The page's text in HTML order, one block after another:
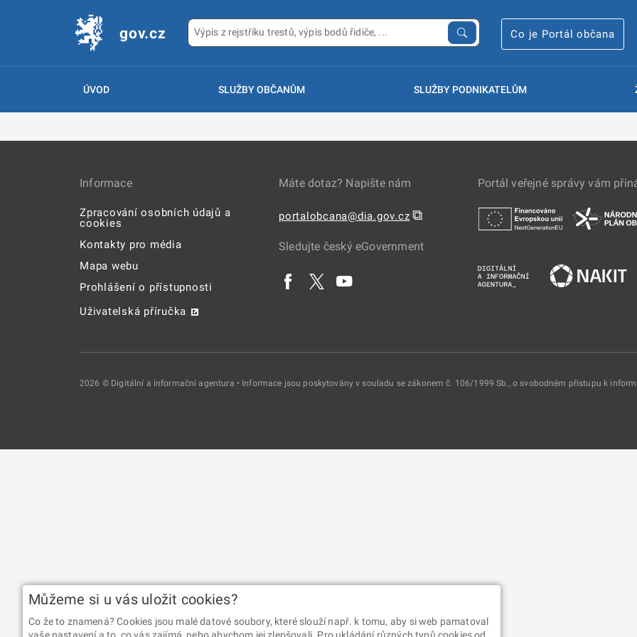
gov.cz Co je Portál občana
ÚVOD SLUŽBY OBČANŮM SLUŽBY PODNIKATELŮM
Informace
Zpracování osobních údajů a
cookies
Kontakty pro média
Mapa webu
Prohlášení o přístupnosti
Uživatelská příručka
Máte dotaz? Napište nám
portalobcana@dia.gov.cz ⧉
Sledujte český eGovernment
Portál veřejné správy vám
2026 © Digitální a informační agentura • Informace jsou poskytovány v souladu se zákonem č. 106/1999 Sb., o svobodném přístupu k
Můžeme si u vás uložit cookies?
Co že to znamená? Cookies jsou malé datové soubory, které slouží např. k tomu, aby si web pamatoval